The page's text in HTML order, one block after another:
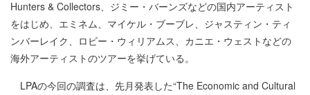
Hunters & Collectors、ジミー・バーンズなどの国内アーティスト
をはじめ、エミネム、マイケル・ブーブレ、ジャスティン・ティ
ンバーレイク、ロビー・ウィリアムス、カニエ・ウェストなどの
海外アーティストのツアーを挙げている。
LPAの今回の調査は、先月発表した“The Economic and Cultural